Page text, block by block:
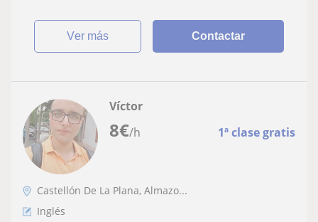
ver más Contactar
8€/h 1ª clase gratis
Víctor
Castellón De La Plana, Almazo...
Inglés